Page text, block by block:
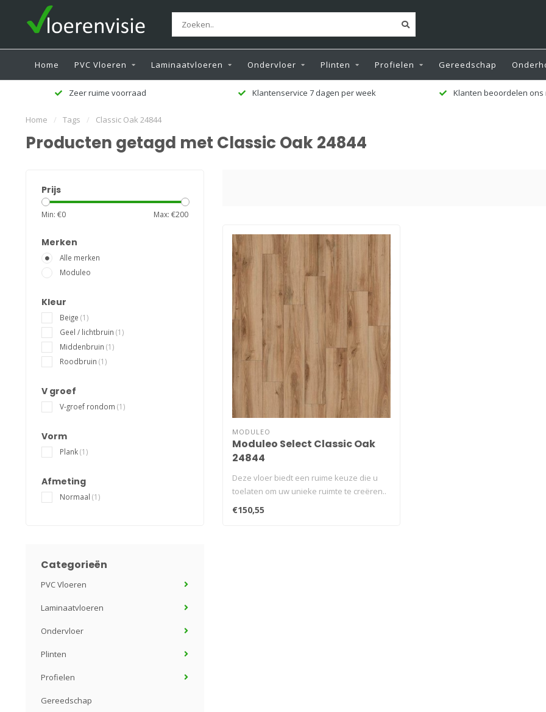
Home PVC Vloeren Laminaatvloeren Ondervloer Plinten Profielen Gereedschap
Zeer ruime voorraad Klantenservice 7 dagen per week Klanten beoordelen ons
Home / Tags / Classic Oak 24844
Producten getagd met Classic Oak 24844
Prijs
Min: €0 Max: €200
Merken
Alle merken
Moduleo
Kleur
Beige (1)
Geel / lichtbruin (1)
Middenbruin (1)
Roodbruin (1)
V groef
V-groef rondom (1)
Vorm
Plank(1)
Afmeting
Normaal (1)
Categorieën
PVC Vloeren
Laminaatvloeren
Ondervloer
Plinten
Profielen
Gereedschap
MODULEO
Moduleo Select Classic Oak
24844
Deze vloer biedt een ruime keuze die u
toelaten om uw unieke ruimte te creëren..
€150,55